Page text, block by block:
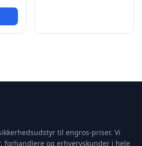
til engros-priser. Vi
forhandlere og erhvervskunder i hele